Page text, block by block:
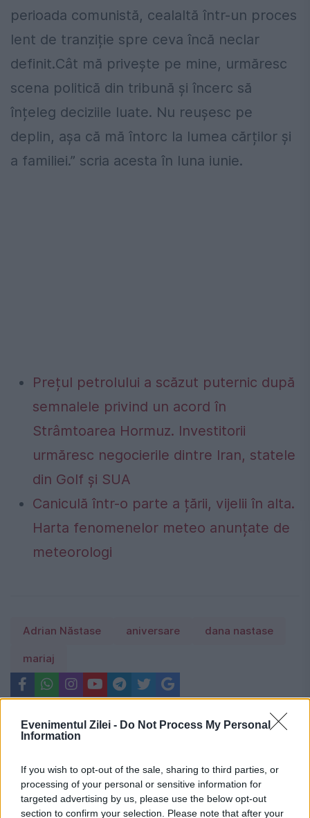
Evenimentul Zilei - Do Not Process My Personal
Information
If you wish to opt-out of the sale, sharing to third parties, or
processing of your personal or sensitive information for
targeted advertising by us, please use the below opt-out
section to confirm your selection. Please note that after your
perioada comunistă, cealaltă într-un proces
lent de tranziție spre ceva încă neclar
definit.Cât mă privește pe mine, urmăresc
scena politică din tribună și încerc să
înțeleg deciziile luate. Nu reușesc pe
deplin, așa că mă întorc la lumea cărților și
a familiei.” scria acesta în luna iunie.
Prețul petrolului a scăzut puternic după
semnalele privind un acord în
Strâmtoarea Hormuz. Investitorii
urmăresc negocierile dintre Iran, statele
din Golf și SUA
Caniculă într-o parte a țării, vijelii în alta.
Harta fenomenelor meteo anunțate de
meteorologi
Adrian Năstase aniversare dana nastase
mariaj